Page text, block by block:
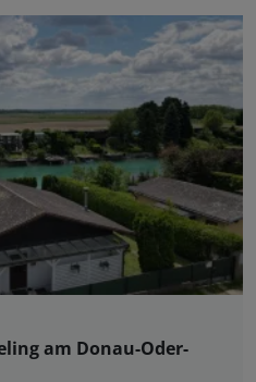
am Donau-Oder-